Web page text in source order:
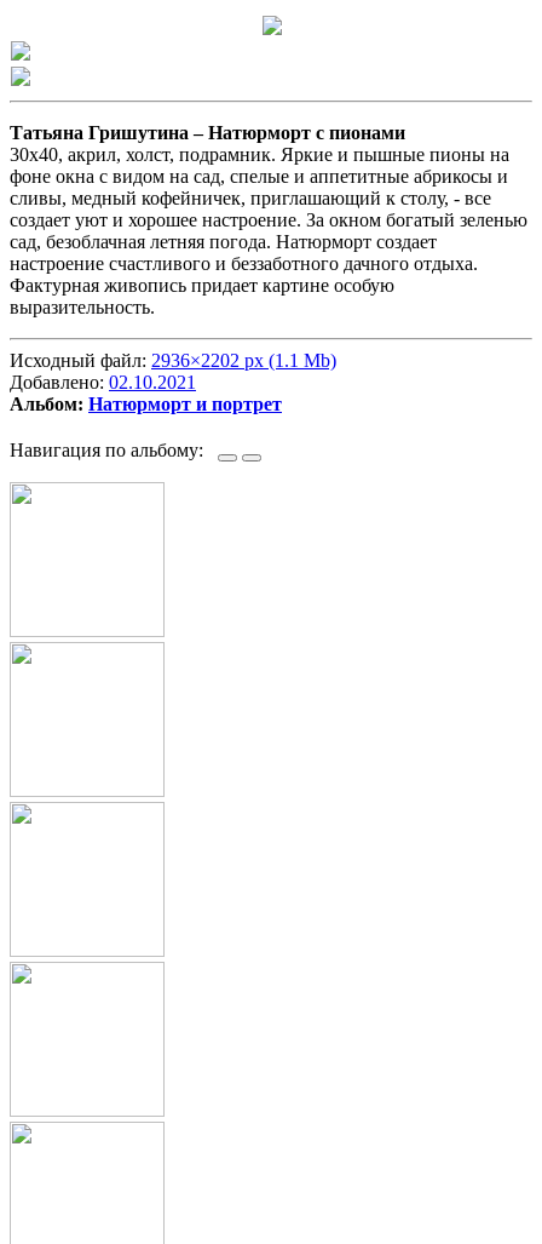
Татьяна Гришутина –Натюрморт с пионами
30х40, акрил, холст, подрамник. Яркие и пышные пионы на
фоне окна с видом на сад, спелые и аппетитные абрикосы и
сливы, медный кофейничек, приглашающий к столу, - все
создает уют и хорошее настроение. За окном богатый зеленью
сад, безоблачная летняя погода. Натюрморт создает
настроение счастливого и беззаботного дачного отдыха.
Фактурная живопись придает картине особую
выразительность.
Исходный файл: 2936×2202 px (1.1 Mb)
Добавлено: 02.10.2021
Альбом: Натюрморт и портрет
Навигация по альбому: